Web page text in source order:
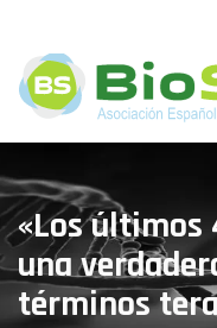
«Los últimos
una
términos